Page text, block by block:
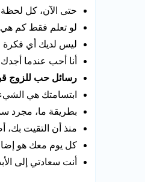
حتى الآن، كل لحظة
لو تعلم فقط كم هي
ليس لديك أي فكرة
أنا أحب عندما
رسائل حب للزوج
ابتسامتك هي
بطريقة ما، مجرد
منذ أن التقيت بك،
كل يوم معك هو
أنت سعادتي إلى